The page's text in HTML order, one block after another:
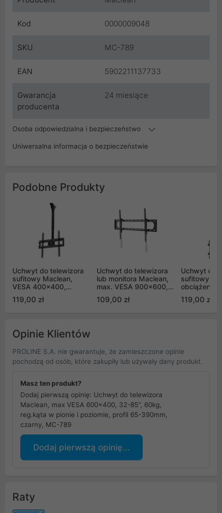
Kod 0000009048
SKU MC-789
EAN 5902211137733
Gwarancja
producenta
24 miesiące
Osoba odpowiedzialna i bezpieczeństwo
Uniwersalna informacja o bezpieczeństwie
Podobne Produkty
Uchwyt do telewizora
sufitowy Maclean,
VESA 400x400,
32"-50", odległość od
sufitu 717-1017mm,
119,00 zł
Uchwyt do telewizora
lub monitora Maclean,
max. VESA 900x600,
60-120", 120kg,
czarny, MC-750N
109,00 zł
Uchwyt do
sufitowy
obciążenie
86", max
600x400,
119,00 zł
Opinie Klientów
PROLINE S.A. nie gwarantuje, że zamieszczone opinie
pochodzą od osób, które zakupiły lub używały dany produkt.
Masz ten produkt?
Dodaj pierwszą opinię: Uchwyt do telewizora
Maclean, max VESA 600x400, 32-85", 60kg,
reg.kąta w pionie i poziomie, profil 65-390mm,
czarny, MC-789
Dodaj pierwszą opinię...
Raty